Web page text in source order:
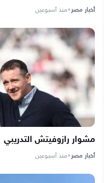
أخبار مصر•منذ أسبوعين
مشوار رازوفيتش التدريبي
أخبار مصر•منذ أسبوعين